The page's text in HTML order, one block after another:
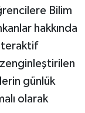
Bilim
hakkında
günlük
olarak